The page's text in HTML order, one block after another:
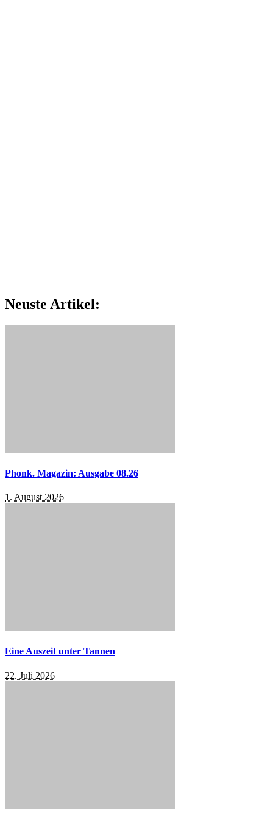
Neuste Artikel:
Phonk. Magazin: Ausgabe 08.26
1. August 2026
Eine Auszeit unter Tannen
22. Juli 2026